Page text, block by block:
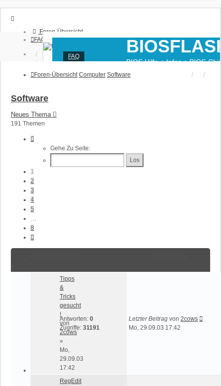
Foren-Übersicht
FAQ
Anmelden
Registrieren
BIOS Hilfe + Infos + BIOS-
FAQ
Foren-Übersicht Computer Software
Software
Neues Thema
191 Themen
Gehe Zu Seite:
1
2
3
4
5
…
8
Tipps
&
Tricks
gesucht
!
von
2cows
»
Mo,
29.09.03
17:42
Antworten: 0
Zugriffe: 31191
Letzter Beitrag von 2cows
Mo, 29.09.03 17:42
RegEdit